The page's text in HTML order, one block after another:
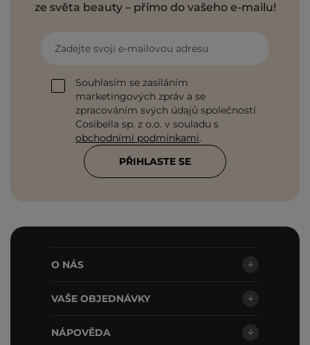
ze světa beauty – přímo do vašeho e-mailu!
Zadejte svoji e-mailovou adresu
Souhlasím se zasíláním
marketingových zpráv a se
zpracováním svých údajů společností
Cosibella sp. z o.o. v souladu s
obchodními podmínkami.
PŘIHLASTE SE
O NÁS
VAŠE OBJEDNÁVKY
NÁPOVĚDA